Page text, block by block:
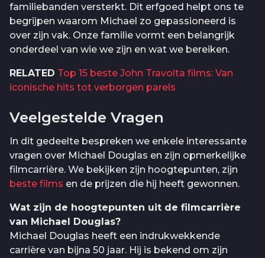
familiebanden versterkt. Dit erfgoed helpt ons te
begrijpen waarom Michael zo gepassioneerd is
over zijn vak. Onze familie vormt een belangrijk
onderdeel van wie we zijn en wat we bereiken.
RELATED Top 15 beste John Travolta films: Van
iconische hits tot verborgen parels
Veelgestelde Vragen
In dit gedeelte bespreken we enkele interessante
vragen over Michael Douglas en zijn opmerkelijke
filmcarrière. We bekijken zijn hoogtepunten, zijn
beste films en de prijzen die hij heeft gewonnen.
Wat zijn de hoogtepunten uit de filmcarrière
van Michael Douglas?
Michael Douglas heeft een indrukwekkende
carrière van bijna 50 jaar. Hij is bekend om zijn